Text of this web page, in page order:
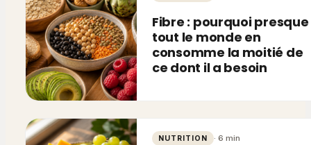
Fibre : pourquoi presque
tout le monde en
consomme la moitié de
ce dont il a besoin
NUTRITION ·6 min